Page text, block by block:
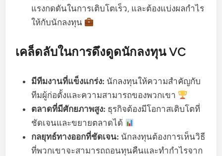
แรงกดดันในการเติบโตเร็ว, และต้องแบ่งผลกำไร
ให้กับนักลงทุน
เคล็ดลับในการดึงดูดนักลงทุน VC
มีทีมงานที่แข็งแกร่ง: นักลงทุนให้ความสำคัญกับ
ทีมผู้ก่อตั้งและความสามารถของพวกเขา
ตลาดที่มีศักยภาพสูง: ธุรกิจต้องมีโอกาสเติบโตที่
ชัดเจนและขยายตลาดได้
กลยุทธ์ทางออกที่ชัดเจน: นักลงทุนต้องการเห็นวิธี
ที่พวกเขาจะสามารถถอนทุนคืนและทำกำไรจาก